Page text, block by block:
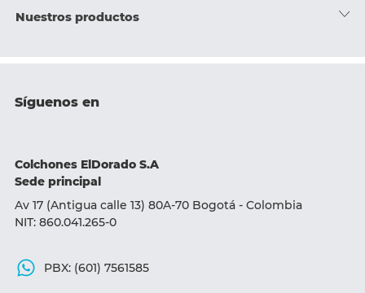
Poliza de garantía
Escríbenos
Línea transparencia
Nuestros productos
Base camas
Sillas y Sofá camas
Síguenos en
Colchones ElDorado S.A
Sede principal
Av 17 (Antigua calle 13) 80A-70 Bogotá - Colombia
NIT: 860.041.265-0
PBX: (601) 7561585